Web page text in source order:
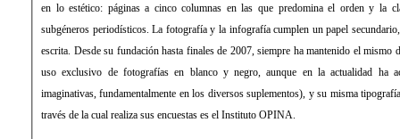
en lo estético: páginas a cinco columnas en las que predomina el orden y la clara distribución de los distintos
subgéneros periodísticos. La fotografía y la infografía cumplen un papel secundario, de mero apoyo a la información
escrita. Desde su fundación hasta finales de 2007, siempre ha mantenido el mismo diseño, sin apenas evolución (con
uso exclusivo de fotografías en blanco y negro, aunque en la actualidad ha aceptado el color y formas más
imaginativas, fundamentalmente en los diversos suplementos), y su misma tipografía: la Times Roman. La empresa a
través de la cual realiza sus encuestas es el Instituto OPINA.